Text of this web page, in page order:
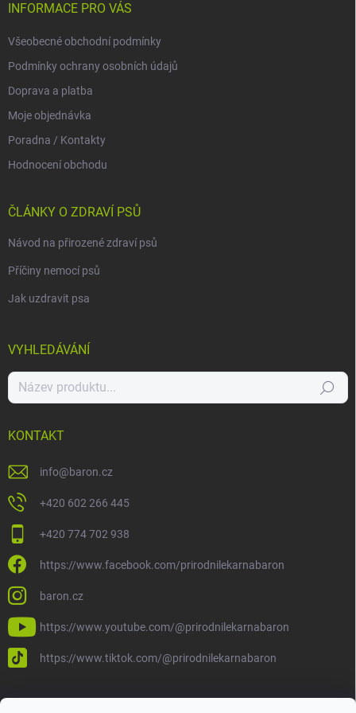
INFORMACE PRO VÁS
Všeobecné obchodní podmínky
Podmínky ochrany osobních údajů
Doprava a platba
Moje objednávka
Poradna / Kontakty
Hodnocení obchodu
ČLÁNKY O ZDRAVÍ PSŮ
Návod na přirozené zdraví psů
Příčiny nemocí psů
Jak uzdravit psa
VYHLEDÁVÁNÍ
Hledat
KONTAKT
info@baron.cz
+420 602 266 445
+420 774 702 938
https://www.facebook.com/prirodnilekarnabaron
baron.cz
https://www.youtube.com/@prirodnilekarnabaron
https://www.tiktok.com/@prirodnilekarnabaron